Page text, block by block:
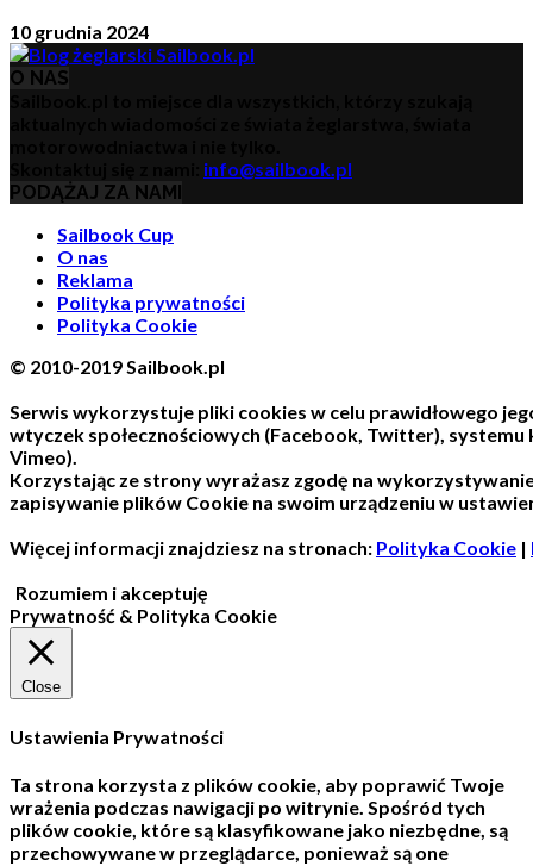
10 grudnia 2024
O NAS
info@sailbook.pl
PODĄŻAJ ZA NAMI
Sailbook Cup
O nas
Reklama
Polityka prywatności
Polityka Cookie
© 2010-2019 Sailbook.pl
Serwis wykorzystuje pliki cookies w celu prawidłowego
wtyczek społecznościowych (Facebook, Twitter),
Vimeo).
Korzystając ze strony wyrażasz zgodę na
zapisywanie plików Cookie na swoim urządzeniu w
Więcej informacji znajdziesz na stronach: Polityka Cookie |
Rozumiem i akceptuję
Prywatność & Polityka Cookie
Close
Ustawienia Prywatności
Ta strona korzysta z plików cookie, aby poprawić Twoje
wrażenia podczas nawigacji po witrynie. Spośród tych
plików cookie, które są klasyfikowane jako niezbędne, są
przechowywane w przeglądarce, ponieważ są one